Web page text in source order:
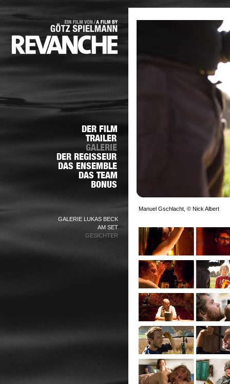
GALERIE LUKAS BECK
AM SET
GESICHTER
Manuel Gschlacht, © Nick Albert